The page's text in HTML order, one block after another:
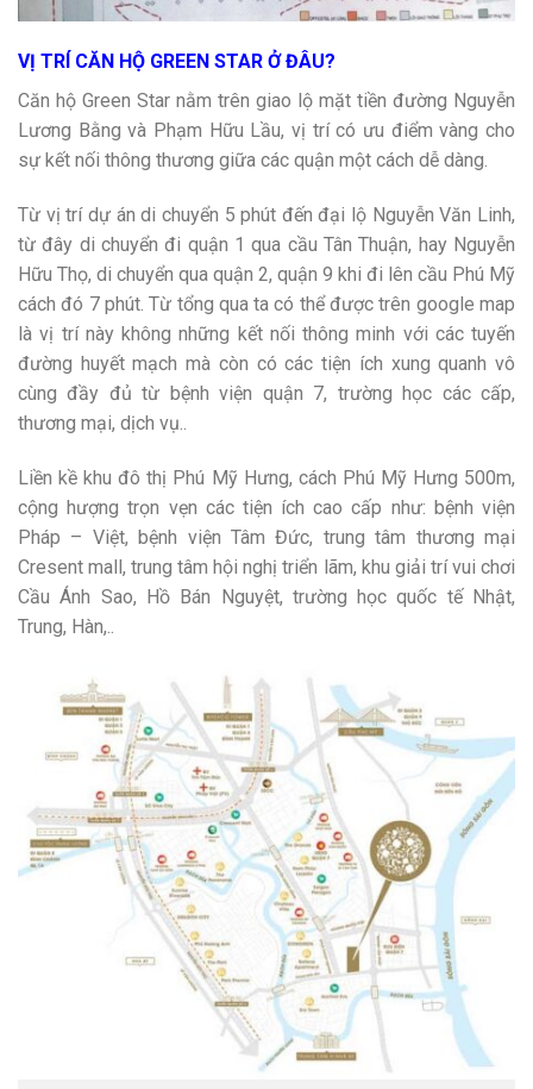
VỊ TRÍ CĂN HỘ GREEN STAR Ở ĐÂU?
Căn hộ Green Star nằm trên giao lộ mặt tiền đường Nguyễn
Lương Bằng và Phạm Hữu Lầu, vị trí có ưu điểm vàng cho
sự kết nối thông thương giữa các quận một cách dễ dàng.
Từ vị trí dự án di chuyển 5 phút đến đại lộ Nguyễn Văn Linh,
từ đây di chuyển đi quận 1 qua cầu Tân Thuận, hay Nguyễn
Hữu Thọ, di chuyển qua quận 2, quận 9 khi đi lên cầu Phú Mỹ
cách đó 7 phút. Từ tổng qua ta có thể được trên google map
là vị trí này không những kết nối thông minh với các tuyến
đường huyết mạch mà còn có các tiện ích xung quanh vô
cùng đầy đủ từ bệnh viện quận 7, trường học các cấp,
thương mại, dịch vụ..
Liền kề khu đô thị Phú Mỹ Hưng, cách Phú Mỹ Hưng 500m,
cộng hượng trọn vẹn các tiện ích cao cấp như: bệnh viện
Pháp – Việt, bệnh viện Tâm Đức, trung tâm thương mại
Cresent mall, trung tâm hội nghị triển lãm, khu giải trí vui chơi
Cầu Ánh Sao, Hồ Bán Nguyệt, trường học quốc tế Nhật,
Trung, Hàn,..